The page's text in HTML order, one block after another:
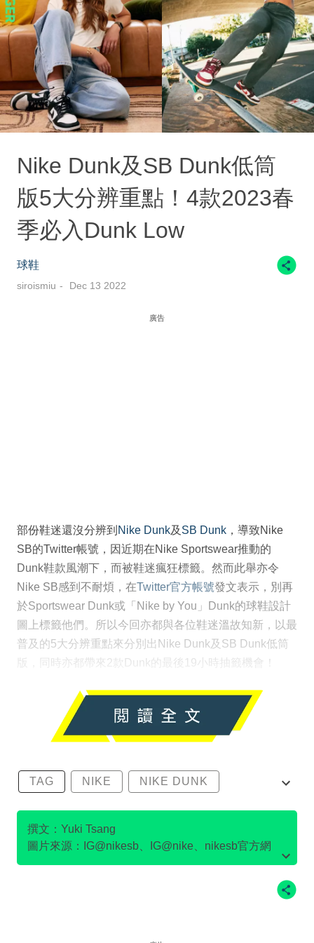
Nike Dunk及SB Dunk低筒
版5大分辨重點！4款2023春
季必入Dunk Low
球鞋
siroismiu Dec 13 2022
廣告
部份鞋迷還沒分辨到 Nike Dunk及 SB Dunk ，導致Nike
SB的Twitter帳號，因近期在Nike Sportswear推動的
Dunk鞋款風潮下，而被鞋迷瘋狂標籤。然而此舉亦令
Nike SB感到不耐煩，在Twitter官方帳號發文表示，別再
於Sportswear Dunk或「Nike by You」Dunk的球鞋設計
圖上標籤他們。所以今回亦都與各位鞋迷溫故知新，以最
普及的5大分辨重點來分別出Nike Dunk及SB Dunk低筒
版，同時亦都帶來2款Dunk的最後19小時抽籤機會！
TAG NIKE NIKE DUNK
SB DUNK
撰文：Yuki Tsang
圖片來源：IG@nikesb、IG@nike、nikesb官方網
站、Twitter@nikesb截圖、nike官方網站、